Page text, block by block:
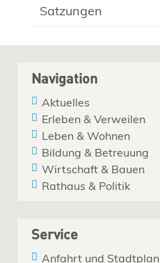
Satzungen
Navigation
Aktuelles
Erleben & Verweilen
Leben & Wohnen
Bildung & Betreuung
Wirtschaft & Bauen
Rathaus & Politik
Service
Anfahrt und Stadtplan